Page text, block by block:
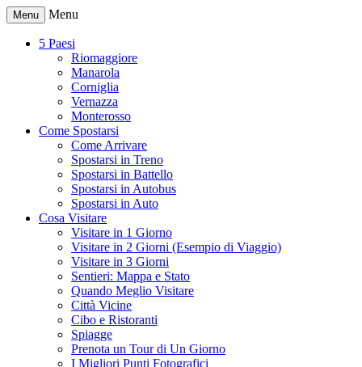
Menu Menu
5 Paesi
Riomaggiore
Manarola
Corniglia
Vernazza
Monterosso
Come Spostarsi
Come Arrivare
Spostarsi in Treno
Spostarsi in Battello
Spostarsi in Autobus
Spostarsi in Auto
Cosa Visitare
Visitare in 1 Giorno
Visitare in 2 Giorni (Esempio di Viaggio)
Visitare in 3 Giorni
Sentieri: Mappa e Stato
Quando Meglio Visitare
Città Vicine
Cibo e Ristoranti
Spiagge
Prenota un Tour di Un Giorno
I Migliori Punti Fotografici